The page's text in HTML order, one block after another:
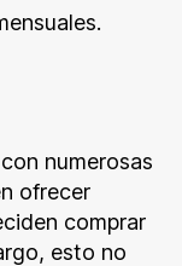
numerosas
ofrecer
comprar
esto no